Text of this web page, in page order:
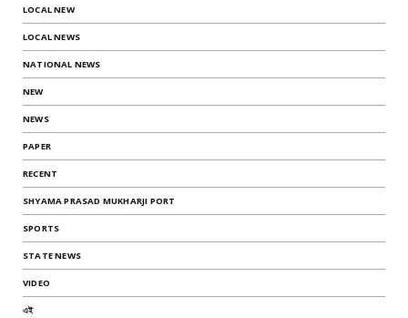
LOCAL NEW
LOCAL NEWS
NATIONAL NEWS
NEW
NEWS
PAPER
RECENT
SHYAMA PRASAD MUKHARJI PORT
SPORTS
STATE NEWS
VIDEO
এই